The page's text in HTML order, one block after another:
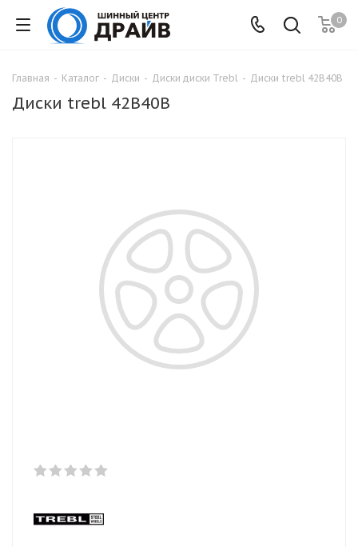
0
Главная - Каталог - Диски - Диски диски Trebl - Диски trebl 42B40B
Диски trebl 42B40B